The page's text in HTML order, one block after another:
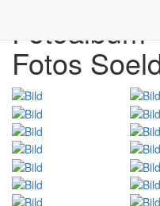
Fotoalbum
Fotos